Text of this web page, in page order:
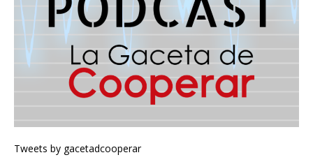
Tweets by gacetadcooperar